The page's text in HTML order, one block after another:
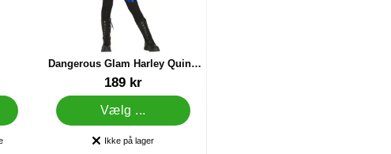
Dangerous Glam Harley Quinn
Kostume Børn 5-6 år
Varenr 43893189 kr
Vælg ...
Produkttilgængelighed:
Ikke på lager